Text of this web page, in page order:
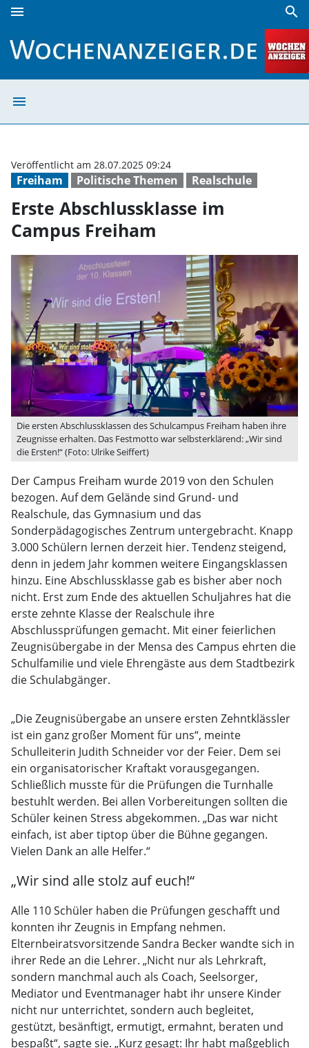
menu search
menu
Freiham Politische Themen Realschule
Veröffentlicht am 28.07.2025 09:24
Erste Abschlussklasse im
Campus Freiham
Die ersten Abschlussklassen des Schulcampus Freiham haben ihre
Zeugnisse erhalten. Das Festmotto war selbsterklärend: „Wir sind
die Ersten!“ (Foto: Ulrike Seiffert)
Der Campus Freiham wurde 2019 von den Schulen
bezogen. Auf dem Gelände sind Grund- und
Realschule, das Gymnasium und das
Sonderpädagogisches Zentrum untergebracht. Knapp
3.000 Schülern lernen derzeit hier. Tendenz steigend,
denn in jedem Jahr kommen weitere Eingangsklassen
hinzu. Eine Abschlussklasse gab es bisher aber noch
nicht. Erst zum Ende des aktuellen Schuljahres hat die
erste zehnte Klasse der Realschule ihre
Abschlussprüfungen gemacht. Mit einer feierlichen
Zeugnisübergabe in der Mensa des Campus ehrten die
Schulfamilie und viele Ehrengäste aus dem Stadtbezirk
die Schulabgänger.
„Die Zeugnisübergabe an unsere ersten Zehntklässler
ist ein ganz großer Moment für uns“, meinte
Schulleiterin Judith Schneider vor der Feier. Dem sei
ein organisatorischer Kraftakt vorausgegangen.
Schließlich musste für die Prüfungen die Turnhalle
bestuhlt werden. Bei allen Vorbereitungen sollten die
Schüler keinen Stress abgekommen. „Das war nicht
einfach, ist aber tiptop über die Bühne gegangen.
Vielen Dank an alle Helfer.“
„Wir sind alle stolz auf euch!“
Alle 110 Schüler haben die Prüfungen geschafft und
konnten ihr Zeugnis in Empfang nehmen.
Elternbeiratsvorsitzende Sandra Becker wandte sich in
ihrer Rede an die Lehrer. „Nicht nur als Lehrkraft,
sondern manchmal auch als Coach, Seelsorger,
Mediator und Eventmanager habt ihr unsere Kinder
nicht nur unterrichtet, sondern auch begleitet,
gestützt, besänftigt, ermutigt, ermahnt, beraten und
bespaßt“, sagte sie. „Kurz gesagt: Ihr habt maßgeblich